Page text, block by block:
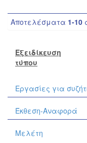
Αποτελέσματα 1-10
Εξειδίκευση
τύπου
Εργασίες για
Έκθεση-Αναφορά
Μελέτη